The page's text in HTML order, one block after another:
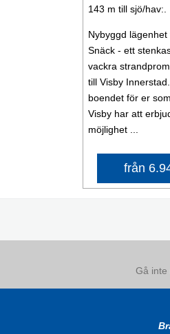
143 m till sjö/hav:.
Nybyggd
Snäck - ett
vackra
till Visby
boendet för er
Visby har att
möjlighet ...
från
Gå inte